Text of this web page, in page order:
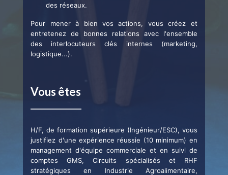
des réseaux.
Pour mener à bien vos actions, vous créez et
entretenez de bonnes relations avec l'ensemble
des interlocuteurs clés internes (marketing,
logistique...).
Vous êtes
H/F, de formation supérieure (Ingénieur/ESC), vous
justifiez d'une expérience réussie (10 minimum) en
management d'équipe commerciale et en suivi de
comptes GMS, Circuits spécialisés et RHF
stratégiques en Industrie Agroalimentaire,